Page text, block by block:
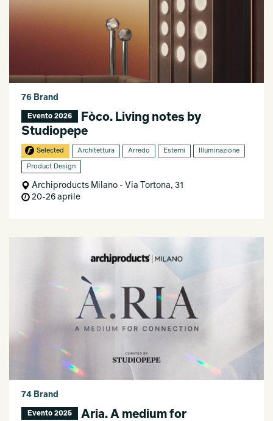
76 Brand
Evento 2026
Fòco. Living notes by
Studiopepe
Selected Architettura Arredo Esterni Illuminazione
Product Design
Archiproducts Milano - Via Tortona, 31
20-26 aprile
74 Brand
Evento 2025
Aria. A medium for